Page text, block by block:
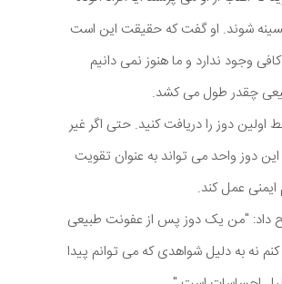
شوند. او گفت که حقیقت این است
وجود ندارد و ما هنوز نمی دانیم
چقدر طول می کشد.
اولین دوز را دریافت کنید. حتی اگر غیر
دوز واحد می تواند به عنوان تقویت
عمل کند.
داد: "من یک دوز پس از عفونت طبیعی
نه به دلیل شواهدی که می توانم پیدا